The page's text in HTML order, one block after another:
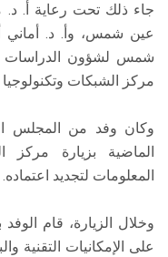
جاء ذلك تحت رعاية أ. د.
عين شمس، وأ. د. أماني
شمس لشؤون الدراسات
مركز الشبكات
وكان وفد من المجلس
الماضية بزيارة مركز
المعلومات لتجديد اعتماده.
وخلال الزيارة، قام
على الإمكانيات التقنية